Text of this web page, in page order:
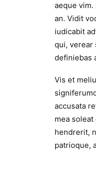
aeque
an. Vidit
iudicabit
qui, verear
definiebas
Vis et
accusata
mea
hendrerit,
patrioque,